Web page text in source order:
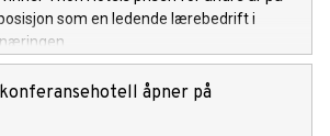
har han bidratt til å gjøre
produkter i norsk reiseliv. Hans erfaring
gjør at vi er trygge på at han er
Morten Thorvaldsen i Thon
som en ledende lærebedrift i
åpner på